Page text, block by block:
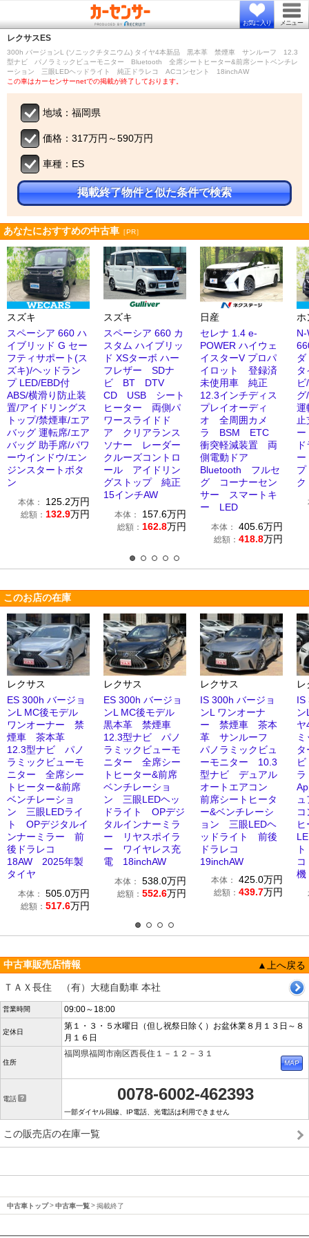
お気に入り メニュー
レクサス ES
300h バージョンL (ソニックチタニウム) タイヤ4本新品 黒本革 禁煙車 サンルーフ 12.3
型ナビ パノラミックビューモニター Bluetooth 全席シートヒーター&前席シートベンチレ
ーション 三眼LEDヘッドライト 純正ドラレコ ACコンセント 18inchAW
この車はカーセンサーnetでの掲載が終了しております。
地域：福岡県
価格：317万円～590万円
車種：ES
掲載終了物件と似た条件で検索
あなたにおすすめの中古車 ［PR］
スズキ
スペーシア 660 ハ
イブリッド G セー
フティサポート(ス
ズキ)/ヘッドラン
プ LED/EBD付
ABS/横滑り防止装
置/アイドリングス
トップ/禁煙車/エア
バッグ 運転席/エア
バッグ 助手席/パワ
ーウインドウ/エン
ジンスタートボタ
ン
本体： 125.2万円
総額： 132.9万円
スズキ
スペーシア 660 カ
スタム ハイブリッ
ド XSターボ ハー
フレザー SDナ
ビ BT DTV
CD USB シート
ヒーター 両側パ
ワースライドド
ア クリアランス
ソナー レーダー
クルーズコントロ
ール アイドリン
グストップ 純正
15インチAW
本体： 157.6万円
総額： 162.8万円
日産
セレナ 1.4 e-
POWER ハイウェ
イスターV プロパ
イロット 登録済
未使用車 純正
12.3インチディス
プレイオーディ
オ 全周囲カメ
ラ BSM ETC
衝突軽減装置 両
側電動ドア
Bluetooth フルセ
グ コーナーセン
サー スマートキ
ー LED
本体： 405.6万円
総額： 418.8万円
ホ
グ
運
ー
ー
プ
ク
このお店の在庫
レクサス
ES 300h バージョ
ンL MC後モデル
ワンオーナー 禁
煙車 茶本革
12.3型ナビ パノ
ラミックビューモ
ニター 全席シー
トヒーター&前席
ベンチレーショ
ン 三眼LEDライ
ト OPデジタルイ
ンナーミラー 前
後ドラレコ
18AW 2025年製
タイヤ
本体： 505.0万円
総額： 517.6万円
レクサス
ES 300h バージョ
ンL MC後モデル
黒本革 禁煙車
12.3型ナビ パノ
ラミックビューモ
ニター 全席シー
トヒーター&前席
ベンチレーショ
ン 三眼LEDヘッ
ドライト OPデジ
タルインナーミラ
ー リヤスポイラ
ー ワイヤレス充
電 18inchAW
本体： 538.0万円
総額： 552.6万円
レクサス
IS 300h バージョ
ンL ワンオーナ
ー 禁煙車 茶本
革 サンルーフ
パノラミックビュ
ーモニター 10.3
型ナビ デュアル
オートエアコン
前席シートヒータ
ー&ベンチレーシ
ョン 三眼LEDヘ
ッドライト 前後
ドラレコ
19inchAW
本体： 425.0万円
総額： 439.7万円
IS
中古車販売店情報
▲上へ戻る
ＴＡＸ長住 （有）大穂自動車 本社
営業時間 09:00～18:00
定休日
第１・３・５水曜日（但し祝祭日除く）お盆休業８月１３日～８
月１６日
住所
福岡県福岡市南区西長住１－１２－３１
電話 0078-6002-462393
一部ダイヤル回線、IP電話、光電話は利用できません
この販売店の在庫一覧
中古車トップ 中古車一覧 掲載終了